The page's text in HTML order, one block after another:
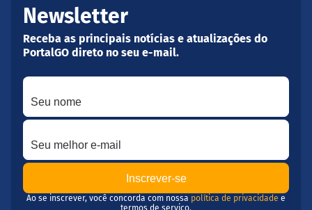
Newsletter
Receba as principais notícias e atualizações do
PortalGO direto no seu e-mail.
Seu nome
Seu melhor e-mail
Ao se inscrever, você concorda com nossa política de privacidade e
termos de serviço.